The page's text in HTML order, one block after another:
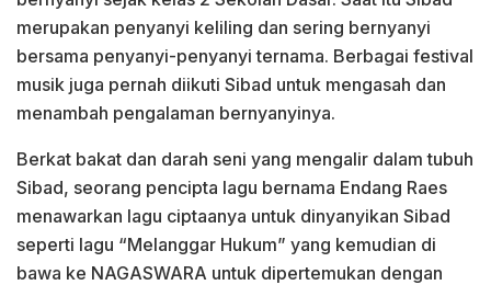
merupakan penyanyi keliling dan sering bernyanyi
bersama penyanyi-penyanyi ternama. Berbagai festival
musik juga pernah diikuti Sibad untuk mengasah dan
menambah pengalaman bernyanyinya.
Berkat bakat dan darah seni yang mengalir dalam tubuh
Sibad, seorang pencipta lagu bernama Endang Raes
menawarkan lagu ciptaanya untuk dinyanyikan Sibad
seperti lagu “Melanggar Hukum” yang kemudian di
bawa ke NAGASWARA untuk dipertemukan dengan